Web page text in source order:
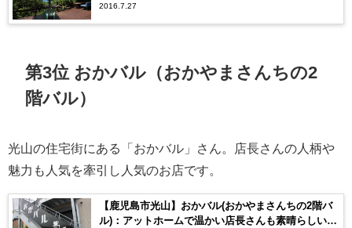
2016.7.27
第3位 おかバル（おかやまさんちの2
階バル）
光山の住宅街にある「おかバル」さん。店長さんの人柄や
魅力も人気を牽引し人気のお店です。
【鹿児島市光山】おかバル(おかやまさんちの2階バ
ル)：アットホームで温かい店長さんも素晴らしい！